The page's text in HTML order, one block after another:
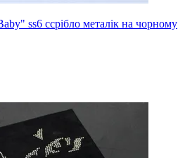
ss6 cсрібло металік на чорному